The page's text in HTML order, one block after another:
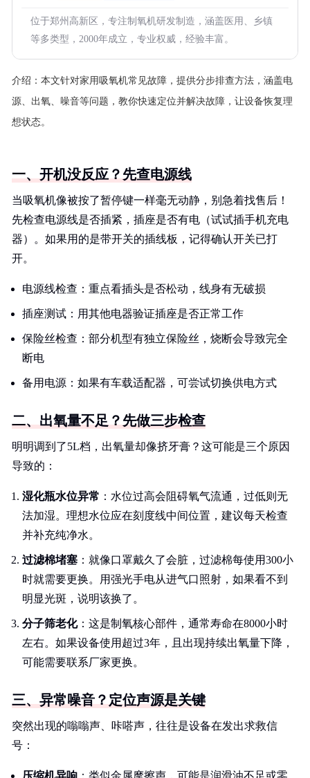
位于郑州高新区，专注制氧机研发制造，涵盖医用、乡镇
等多类型，2000年成立，专业权威，经验丰富。
介绍： 本文针对家用吸氧机常见故障，提供分步排查方法，涵盖电
源、出氧、噪音等问题，教你快速定位并解决故障，让设备恢复理
想状态。
一、开机没反应？先查电源线
当吸氧机像被按了暂停键一样毫无动静，别急着找售后！
先检查电源线是否插紧，插座是否有电（试试插手机充电
器）。如果用的是带开关的插线板，记得确认开关已打
开。
电源线检查：重点看插头是否松动，线身有无破损
插座测试：用其他电器验证插座是否正常工作
保险丝检查：部分机型有独立保险丝，烧断会导致完全
断电
备用电源：如果有车载适配器，可尝试切换供电方式
二、出氧量不足？先做三步检查
明明调到了5L档，出氧量却像挤牙膏？这可能是三个原因
导致的：
湿化瓶水位异常 ：水位过高会阻碍氧气流通，过低则无
法加湿。理想水位应在刻度线中间位置，建议每天检查
并补充纯净水。
过滤棉堵塞 ：就像口罩戴久了会脏，过滤棉每使用300小
时就需要更换。用强光手电从进气口照射，如果看不到
明显光斑，说明该换了。
分子筛老化：这是制氧核心部件，通常寿命在8000小时
左右。如果设备使用超过3年，且出现持续出氧量下降，
可能需要联系厂家更换。
三、异常噪音？定位声源是关键
突然出现的嗡嗡声、咔嗒声，往往是设备在发出求救信
号：
压缩机异响 ：类似金属摩擦声，可能是润滑油不足或零